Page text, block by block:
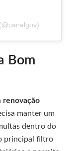
Bom
renovação
manter um
dentro do
principal filtro